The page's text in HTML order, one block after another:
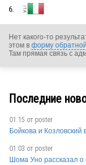
ITA
6.
Нет какого-то
этом в форму
Там прямая связь с
Последние
01:15 от poster
Бойкова и Козловский
01:03 от poster
Шома Уно рассказал о